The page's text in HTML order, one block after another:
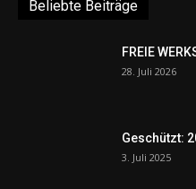
Beliebte Beiträge
FREIE
28. Juli 2026
Geschützt:
3. Juli 2025